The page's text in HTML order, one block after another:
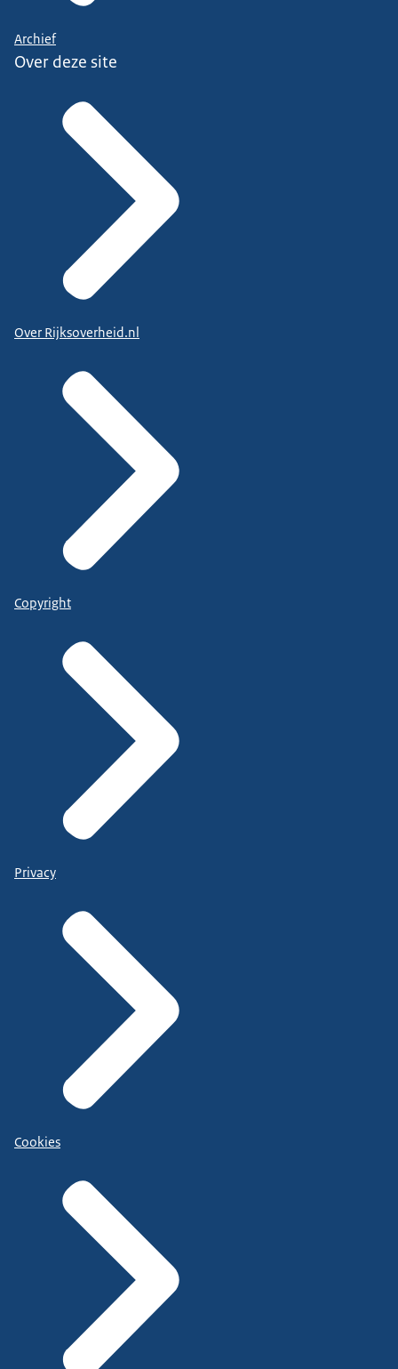
Archief
Over deze site
Over Rijksoverheid.nl
Copyright
Privacy
Cookies